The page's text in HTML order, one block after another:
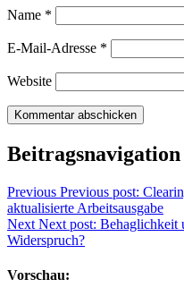
Name *
E-Mail-Adresse *
Website
Beitragsnavigation
Previous Previous post:
aktualisierte Arbeitsausgabe
Next Next post: Behaglichkeit
Widerspruch?
Vorschau: